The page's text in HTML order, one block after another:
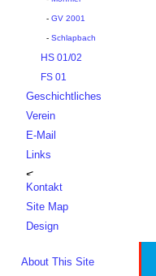
- GV 2001
- Schlapbach
HS 01/02
FS 01
Geschichtliches
Verein
E-Mail
Links
Kontakt
Site Map
Design
About This Site